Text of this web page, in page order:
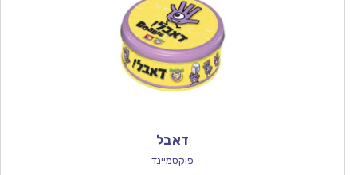
דאבל
פוקסמיינד